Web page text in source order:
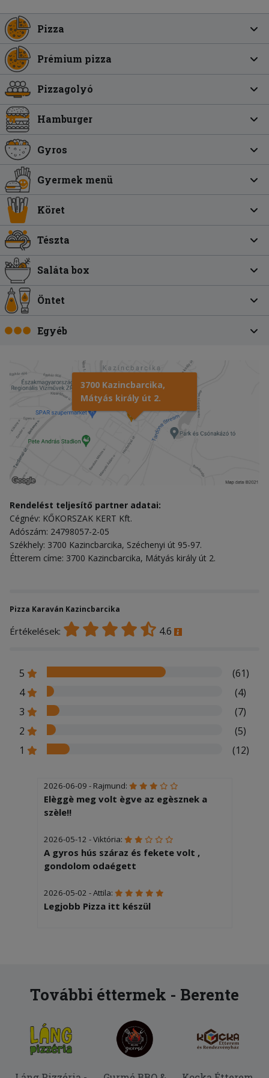
Pizza
Prémium pizza
Pizzagolyó
Hamburger
Gyros
Gyermek menü
Köret
Tészta
Saláta box
Öntet
Egyéb
3700 Kazincbarcika,
Mátyás király út 2.
Rendelést teljesítő partner adatai:
Cégnév: KŐKORSZAK KERT Kft.
Adószám: 24798057-2-05
Székhely: 3700 Kazincbarcika, Széchenyi út 95-97.
Étterem címe: 3700 Kazincbarcika, Mátyás király út 2.
Pizza Karaván Kazincbarcika
Értékelések: 4.6
5
(61)
4
(4)
3
(7)
2
(5)
1
(12)
2026-06-09 - Rajmund:
Elèggè meg volt ègve az egèsznek a
szèle!!
2026-05-12 - Viktória:
A gyros hús száraz és fekete volt ,
gondolom odaégett
2026-05-02 - Attila:
Legjobb Pizza itt készül
1 óra 40 percet vártunk, amivel nem
lenne nagy gond, mert péntek este
pizzát és két hamburgert rendeltem.
Jéghidegen kaptuk meg. Nagyon
csalódott vagyok.
További éttermek - Berente